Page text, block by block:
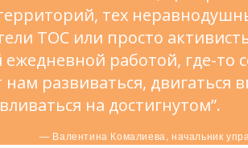
тех
ТОС или просто
ежедневной работой, где-то
развиваться, двигаться
на достигнутом”.
— Валентина Комалиева, начальник